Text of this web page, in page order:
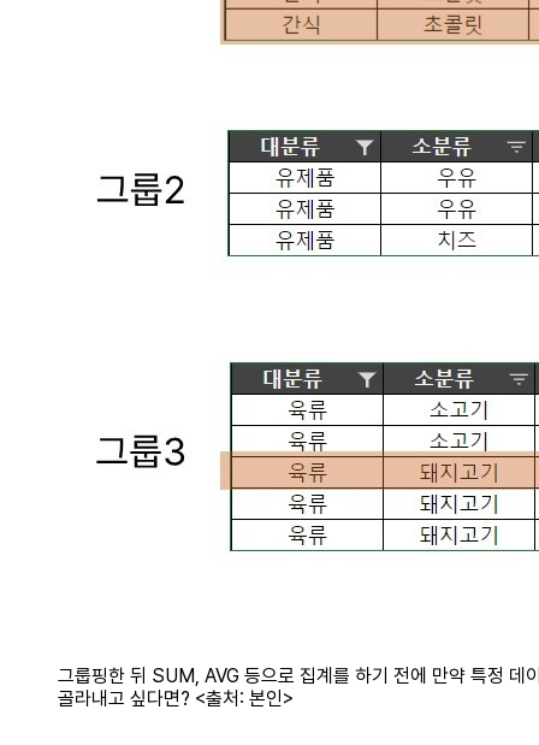
그룹핑한 뒤 SUM, AVG 등으로 집계를 하기 전에 만약 특정 데
골라내고 싶다면? <출처: 본인>